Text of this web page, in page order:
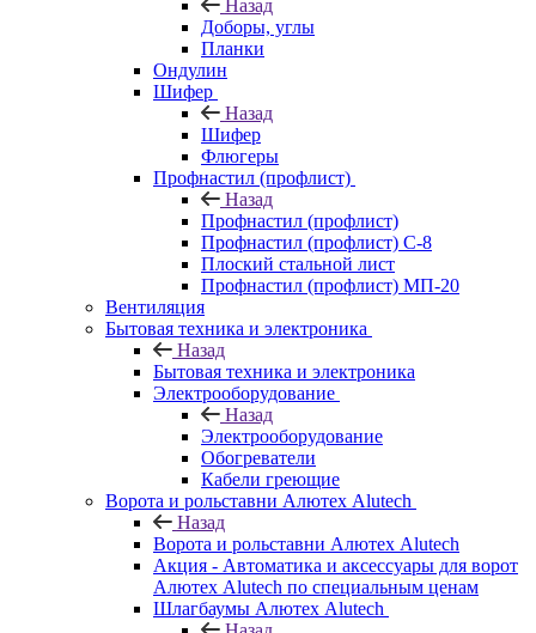
Назад
Доборы, углы
Планки
Ондулин
Шифер
Назад
Шифер
Флюгеры
Профнастил (профлист)
Назад
Профнастил (профлист)
Профнастил (профлист) С-8
Плоский стальной лист
Профнастил (профлист) МП-20
Вентиляция
Бытовая техника и электроника
Назад
Бытовая техника и электроника
Электрооборудование
Назад
Электрооборудование
Обогреватели
Кабели греющие
Ворота и рольставни Алютех Alutech
Назад
Ворота и рольставни Алютех Alutech
Акция - Автоматика и аксессуары для ворот
Алютех Alutech по специальным ценам
Шлагбаумы Алютех Alutech